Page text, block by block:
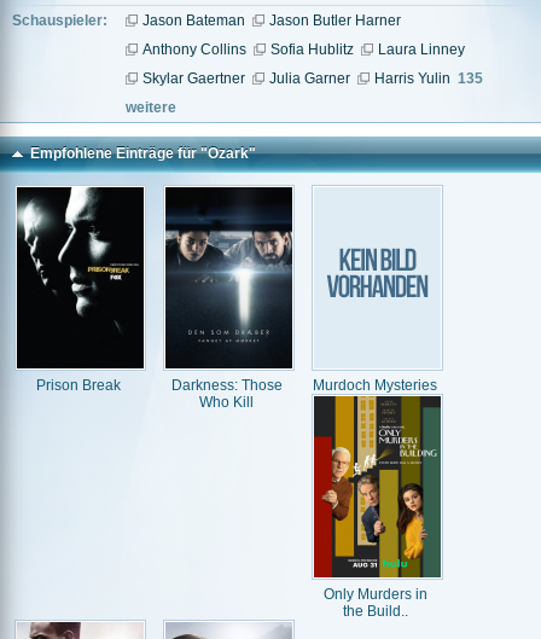
Schauspieler:
Jason Bateman
Jason Butler Harner
Anthony Collins
Sofia Hublitz
Laura Linney
Skylar Gaertner
Julia Garner Harris Yulin 135
weitere
Empfohlene Einträge für "Ozark"
Prison Break
Darkness: Those
Who Kill
Murdoch Mysteries
Only Murders in
the Build..